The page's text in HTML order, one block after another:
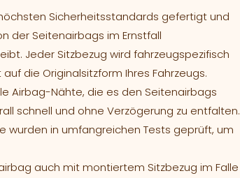
Sicherheitsstandards gefertigt und
der Seitenairbags im Ernstfall
Jeder Sitzbezug wird fahrzeugspezifisch
die Originalsitzform Ihres Fahrzeugs.
Airbag-Nähte, die es den Seitenairbags
schnell und ohne Verzögerung zu entfalten.
wurden in umfangreichen Tests geprüft, um
auch mit montiertem Sitzbezug im Falle